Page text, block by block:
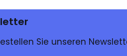
Sie unseren